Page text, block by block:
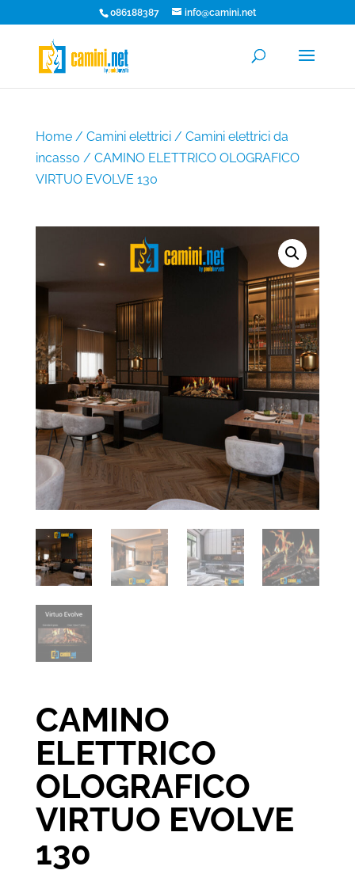
086188387 info@camini.net
Home/ Camini elettrici/ Camini elettrici da
incasso / CAMINO ELETTRICO OLOGRAFICO
VIRTUO EVOLVE 130
CAMINO
ELETTRICO
OLOGRAFICO
VIRTUO EVOLVE
130